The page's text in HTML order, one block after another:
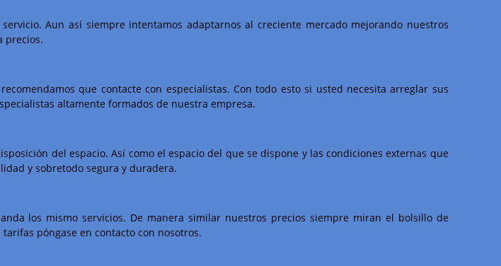
Aun así siempre intentamos adaptarnos al creciente mercado mejorando nuestros
precios.
que contacte con especialistas. Con todo esto si usted necesita arreglar sus
altamente formados de nuestra empresa.
del espacio. Así como el espacio del que se dispone y las condiciones externas que
y sobretodo segura y duradera.
los mismo servicios. De manera similar nuestros precios siempre miran el bolsillo de
póngase en contacto con nosotros.